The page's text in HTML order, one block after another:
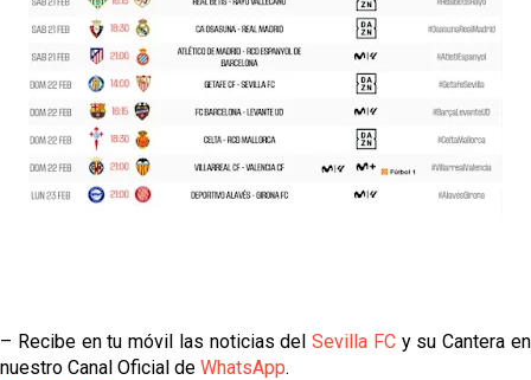
– Recibe en tu móvil las noticias delSevilla FCy su Cantera en
nuestro Canal Oficial de WhatsApp.